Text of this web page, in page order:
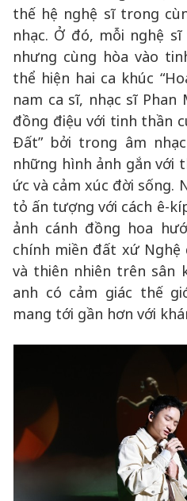
thế hệ nghệ sĩ trong
nhạc. Ở đó, mỗi nghệ
nhưng cùng hòa vào
thể hiện hai ca khúc
nam ca sĩ, nhạc sĩ
đồng điệu với tinh thần
Đất” bởi trong âm
những hình ảnh gắn với
ức và cảm xúc đời sống.
tỏ ấn tượng với cách ê-
ảnh cánh đồng hoa
chính miền đất xứ Nghệ
và thiên nhiên trên sân
anh có cảm giác thế
mang tới gần hơn với